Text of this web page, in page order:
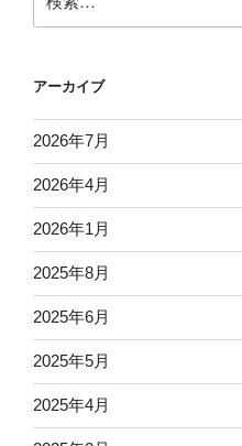
の
麦
打
ち
男
残
間
里
江
子
著”
の
索:
アーカイブ
2026年7月
2026年4月
2026年1月
2025年8月
2025年6月
2025年5月
2025年4月